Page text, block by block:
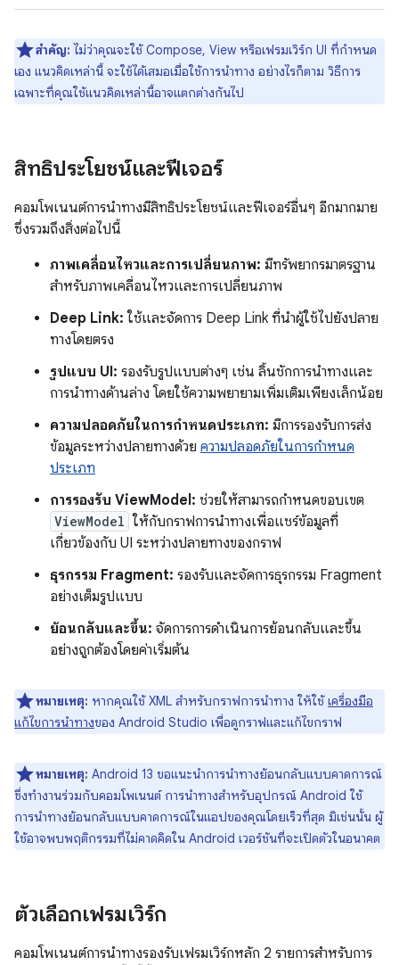
สำคัญ: ไม่ว่าคุณจะใช้ Compose, View หรือเฟรมเวิร์ก UI ที่กำหนด
เอง แนวคิดเหล่านี้ จะใช้ได้เสมอเมื่อใช้การนำทาง อย่างไรก็ตาม วิธีการ
เฉพาะที่คุณใช้แนวคิดเหล่านี้อาจแตกต่างกันไป
สิทธิประโยชน์และฟีเจอร์
คอมโพเนนต์การนำทางมีสิทธิประโยชน์และฟีเจอร์อื่นๆ อีกมากมาย
ซึ่งรวมถึงสิ่งต่อไปนี้
ภาพเคลื่อนไหวและการเปลี่ยนภาพ: มีทรัพยากรมาตรฐาน
สำหรับภาพเคลื่อนไหวและการเปลี่ยนภาพ
Deep Link: ใช้และจัดการ Deep Link ที่นำผู้ใช้ไปยังปลาย
ทางโดยตรง
รูปแบบ UI: รองรับรูปแบบต่างๆ เช่น ลิ้นชักการนำทางและ
การนำทางด้านล่าง โดยใช้ความพยายามเพิ่มเติมเพียงเล็กน้อย
ความปลอดภัยในการกำหนดประเภท: มีการรองรับการส่ง
ข้อมูลระหว่างปลายทางด้วย ความปลอดภัยในการกำหนด
ประเภท
การรองรับ ViewModel: ช่วยให้สามารถกำหนดขอบเขต
ViewModel ให้กับกราฟการนำทางเพื่อแชร์ข้อมูลที่
เกี่ยวข้องกับ UI ระหว่างปลายทางของกราฟ
ธุรกรรม Fragment: รองรับและจัดการธุรกรรม Fragment
อย่างเต็มรูปแบบ
ย้อนกลับและขึ้น: จัดการการดำเนินการย้อนกลับและขึ้น
อย่างถูกต้องโดยค่าเริ่มต้น
หมายเหตุ: หากคุณใช้ XML สำหรับกราฟการนำทาง ให้ใช้เครื่องมือ
แก้ไขการนำทางของ Android Studio เพื่อดูกราฟและแก้ไขกราฟ
หมายเหตุ: Android 13 ขอแนะนำการนำทางย้อนกลับแบบคาดการณ์
ซึ่งทำงานร่วมกับคอมโพเนนต์ การนำทางสำหรับอุปกรณ์ Android ใช้
การนำทางย้อนกลับแบบคาดการณ์ในแอปของคุณโดยเร็วที่สุด มิเช่นนั้น ผู้
ใช้อาจพบพฤติกรรมที่ไม่คาดคิดใน Android เวอร์ชันที่จะเปิดตัวในอนาคต
ตัวเลือกเฟรมเวิร์ก
คอมโพเนนต์การนำทางรองรับเฟรมเวิร์กหลัก 2 รายการสำหรับการ